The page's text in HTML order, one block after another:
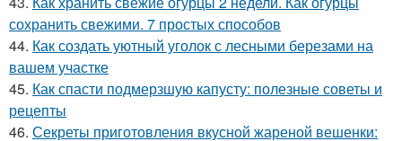
сохранить свежими. 7 простых способов
44. Как создать уютный уголок с лесными березами на
вашем участке
45. Как спасти подмерзшую капусту: полезные советы и
рецепты
46. Секреты приготовления вкусной жареной вешенки: